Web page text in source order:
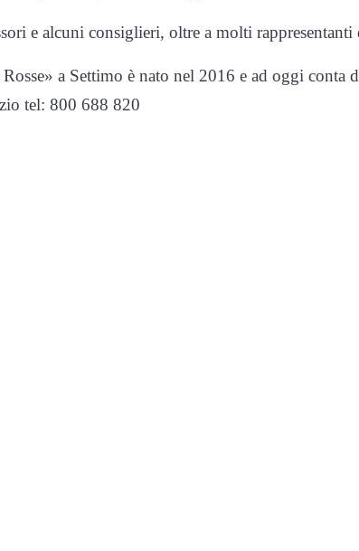
e alcuni consiglieri, oltre a molti
a Settimo è nato nel 2016 e ad oggi conta
tel: 800 688 820